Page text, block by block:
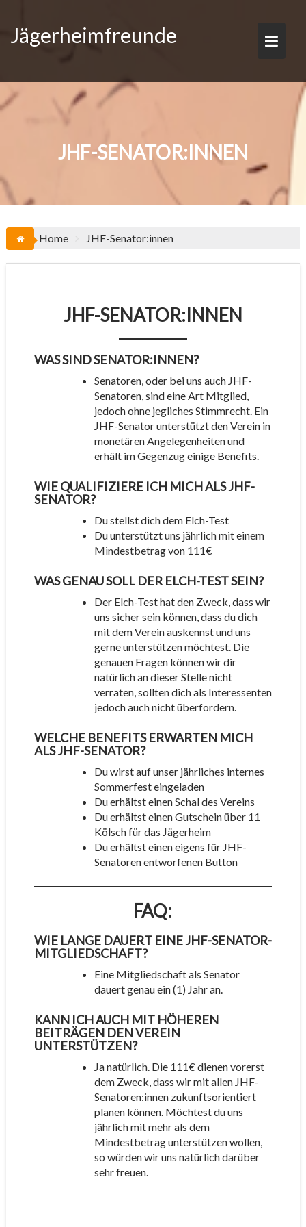
content
Jägerheimfreunde
JHF-SENATOR:INNEN
Home JHF-Senator:innen
JHF-SENATOR:INNEN
WAS SIND SENATOR:INNEN?
Senatoren, oder bei uns auch JHF-
Senatoren, sind eine Art Mitglied,
jedoch ohne jegliches Stimmrecht. Ein
JHF-Senator unterstützt den Verein in
monetären Angelegenheiten und
erhält im Gegenzug einige Benefits.
WIE QUALIFIZIERE ICH MICH ALS JHF-
SENATOR?
Du stellst dich dem Elch-Test
Du unterstützt uns jährlich mit einem
Mindestbetrag von 111€
WAS GENAU SOLL DER ELCH-TEST SEIN?
Der Elch-Test hat den Zweck, dass wir
uns sicher sein können, dass du dich
mit dem Verein auskennst und uns
gerne unterstützen möchtest. Die
genauen Fragen können wir dir
natürlich an dieser Stelle nicht
verraten, sollten dich als Interessenten
jedoch auch nicht überfordern.
WELCHE BENEFITS ERWARTEN MICH
ALS JHF-SENATOR?
Du wirst auf unser jährliches internes
Sommerfest eingeladen
Du erhältst einen Schal des Vereins
Du erhältst einen Gutschein über 11
Kölsch für das Jägerheim
Du erhältst einen eigens für JHF-
Senatoren entworfenen Button
FAQ:
WIE LANGE DAUERT EINE JHF-SENATOR-
MITGLIEDSCHAFT?
Eine Mitgliedschaft als Senator
dauert genau ein (1) Jahr an.
KANN ICH AUCH MIT HÖHEREN
BEITRÄGEN DEN VEREIN
UNTERSTÜTZEN?
Ja natürlich. Die 111€ dienen vorerst
dem Zweck, dass wir mit allen JHF-
Senatoren:innen zukunftsorientiert
planen können. Möchtest du uns
jährlich mit mehr als dem
Mindestbetrag unterstützen wollen,
so würden wir uns natürlich darüber
sehr freuen.